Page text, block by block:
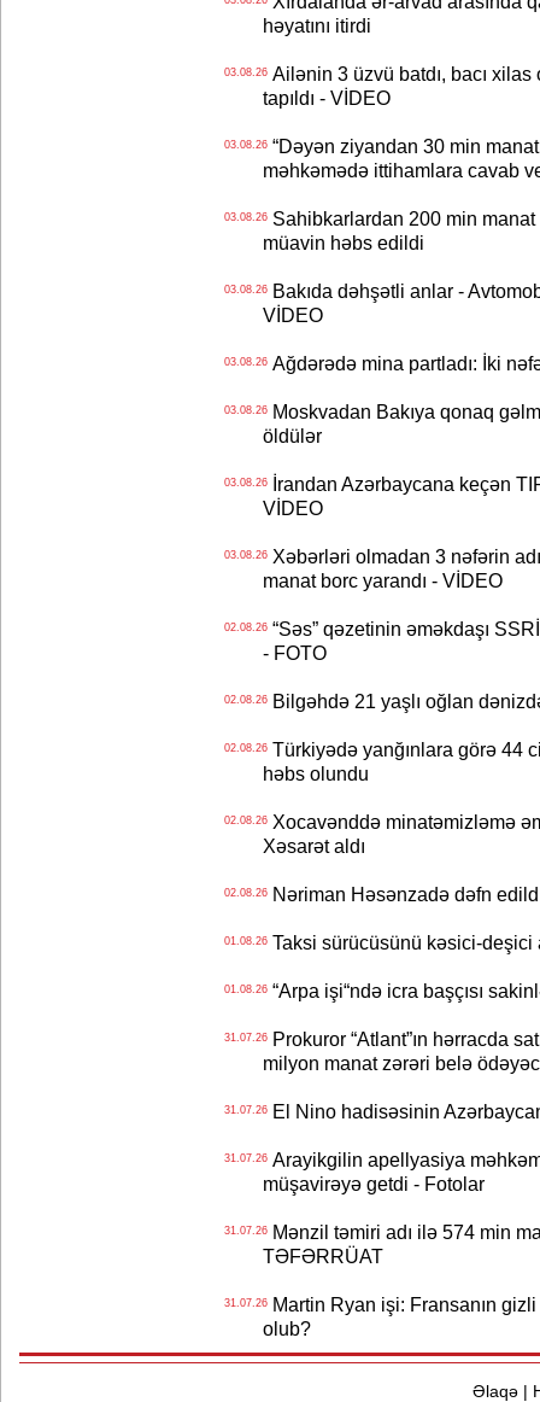
həyatını itirdi
03.08.26Ailənin 3 üzvü batdı, bacı xilas
tapıldı - VİDEO
03.08.26“Dəyən ziyandan 30 min
məhkəmədə ittihamlara cavab
03.08.26Sahibkarlardan 200 min manat
müavin həbs edildi
03.08.26Bakıda dəhşətli anlar -
VİDEO
03.08.26Ağdərədə mina partladı: İki
03.08.26Moskvadan Bakıya qonaq
öldülər
03.08.26İrandan Azərbaycana keçən
VİDEO
03.08.26Xəbərləri olmadan 3 nəfərin
manat borc yarandı - VİDEO
02.08.26“Səs” qəzetinin əməkdaşı
- FOTO
02.08.26Bilgəhdə 21 yaşlı oğlan
02.08.26Türkiyədə yanğınlara görə 44
həbs olundu
02.08.26Xocavənddə minatəmizləmə
Xəsarət aldı
02.08.26Nəriman Həsənzadə dəfn
01.08.26Taksi sürücüsünü kəsici-deşici
01.08.26“Arpa işi“ndə icra başçısı
31.07.26Prokuror “Atlant”ın hərracda
milyon manat zərəri belə
31.07.26El Nino hadisəsinin
31.07.26Arayikgilin apellyasiya
müşavirəyə getdi - Fotolar
31.07.26Mənzil təmiri adı ilə 574 min
TƏFƏRRÜAT
31.07.26Martin Ryan işi: Fransanın gizli
olub?
Əlaqə|